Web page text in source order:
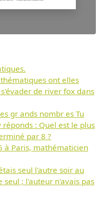
ont elles
de river fox dans
gr ands nombr es Tu
: Quel est le plus
par 8 ?
à Paris, mathématicien
seul l'autre soir au
seul ; l'auteur n'avais pas